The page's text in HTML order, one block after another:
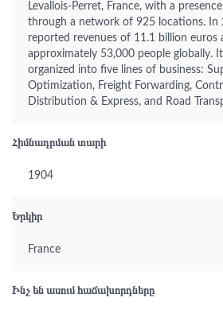
Levallois-Perret, France, with a
through a network of 925 locations. In
reported revenues of 11.1 billion euros
approximately 53,000 people globally.
organized into five lines of business:
Optimization, Freight Forwarding,
Distribution & Express, and Road
Հիմնադրման տարի
1904
Երկիր
France
Ինչ են ասում հաճախորդները